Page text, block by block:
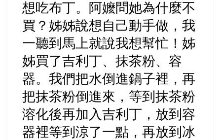
想吃布丁。阿嬤問她為什麼不
買？姊姊說想自己動手做，我
一聽到馬上就說我想幫忙！姊
姊買了吉利丁、抹茶粉、容
器。我們把水倒進鍋子裡，再
把抹茶粉倒進來，等到抹茶粉
溶化後再加入吉利丁，放到容
器裡等到涼了一點，再放到冰